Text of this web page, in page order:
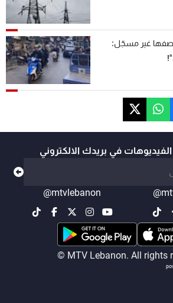
دراجة نصفها غير مسجّل:
الفيديوهات في بريدك الالكتروني
@mtvlebanon
© MTV Lebanon. All rights